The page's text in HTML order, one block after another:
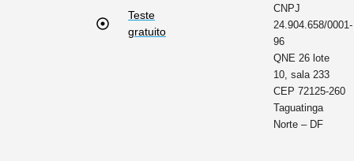
Teste
gratuito
CNPJ
24.904.658/0001-
96
QNE 26 lote
10, sala 233
CEP 72125-260
Taguatinga
Norte – DF